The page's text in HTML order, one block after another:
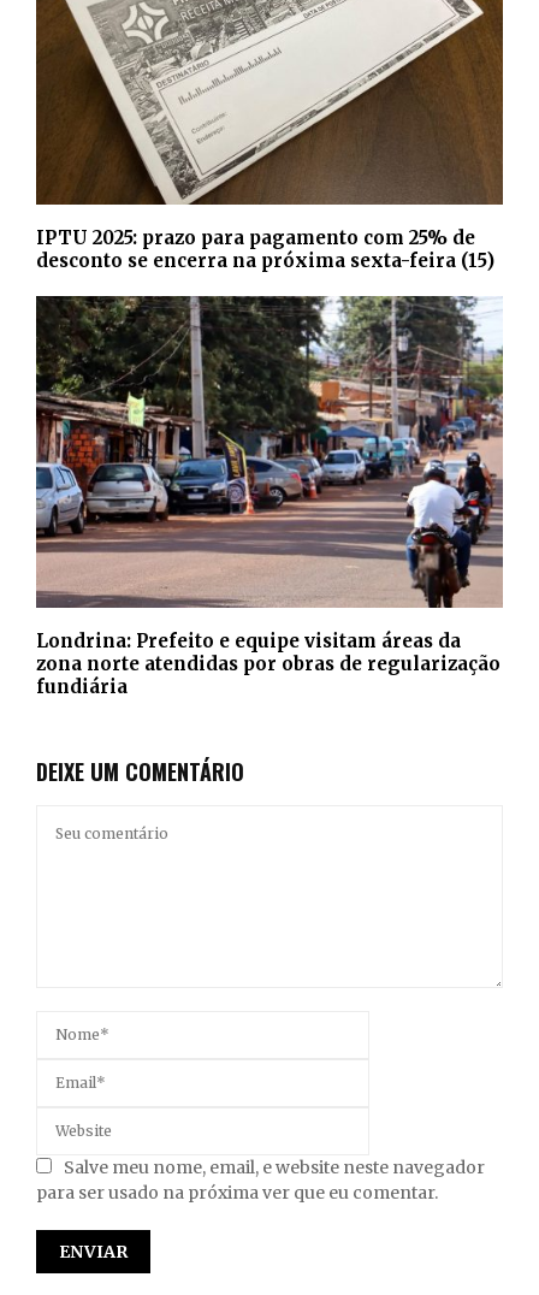
IPTU 2025: prazo para pagamento com 25% de
desconto se encerra na próxima sexta-feira (15)
Londrina: Prefeito e equipe visitam áreas da
zona norte atendidas por obras de regularização
fundiária
DEIXE UM COMENTÁRIO
Salve meu nome, email, e website neste navegador
para ser usado na próxima ver que eu comentar.